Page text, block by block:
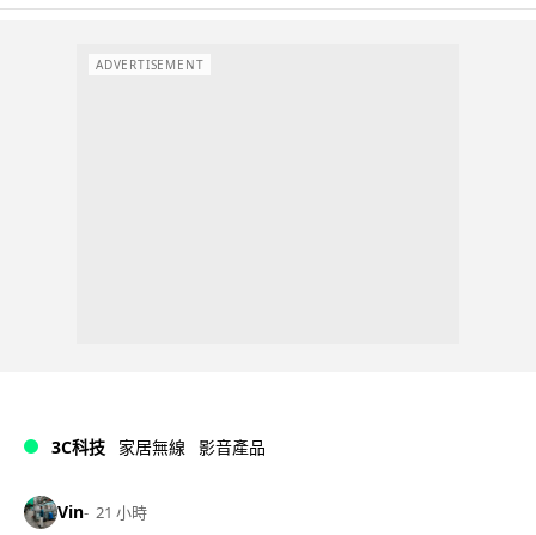
ADVERTISEMENT
3C科技 家居無線 影音產品
Vin 21 小時